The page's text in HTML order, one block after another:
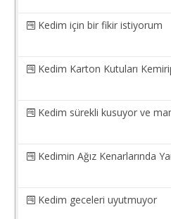
Kedim için bir fikir istiyorum
Kedim Karton Kutuları
Kedim sürekli kusuyor ve
Kedimin Ağız Kenarlarında
Kedim geceleri uyutmuyor